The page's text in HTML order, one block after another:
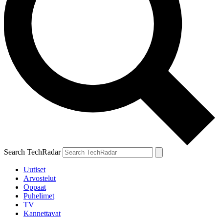
Search TechRadar
Uutiset
Arvostelut
Oppaat
Puhelimet
TV
Kannettavat